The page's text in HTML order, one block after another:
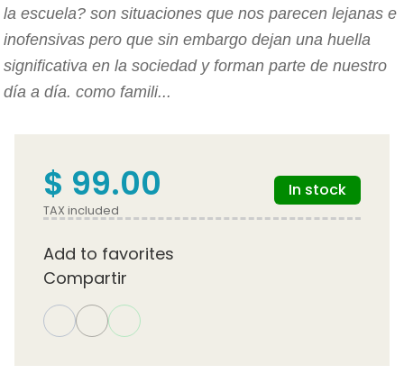
la escuela? son situaciones que nos parecen lejanas e
inofensivas pero que sin embargo dejan una huella
significativa en la sociedad y forman parte de nuestro
día a día. como famili...
$ 99.00
TAX included
In stock
Add to favorites
Compartir